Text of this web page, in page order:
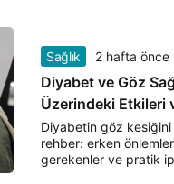
Sağlık 2 hafta önce
Diyabet ve Göz
Üzerindeki Etkileri
Diyabetin göz kesiğini
rehber: erken
gerekenler ve pratik